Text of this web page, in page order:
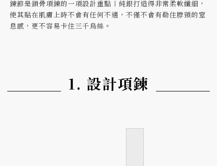
鍊節是鎖骨項鍊的一項設計重點〡純銀打造得非常柔軟纖細，
使其貼在肌膚上時不會有任何不適，不僅不會有勒住脖頸的窒
息感，更不容易卡住三千烏絲。
1. 設計項鍊